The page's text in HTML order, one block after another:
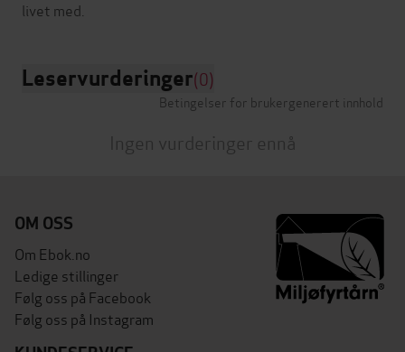
Leservurderinger(0)
Betingelser for brukergenerert innhold
Ingen vurderinger ennå
OM OSS
Om Ebok.no
Ledige stillinger
Følg oss på Facebook
Følg oss på Instagram